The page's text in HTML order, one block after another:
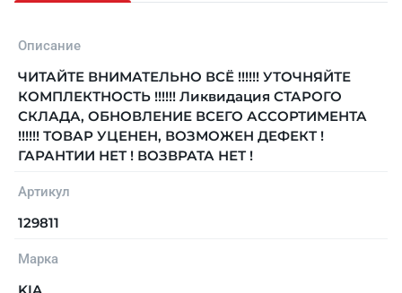
Описание
ЧИТАЙТЕ ВНИМАТЕЛЬНО ВСЁ !!!!!! УТОЧНЯЙТЕ
КОМПЛЕКТНОСТЬ !!!!!! Ликвидация СТАРОГО
СКЛАДА, ОБНОВЛЕНИЕ ВСЕГО АССОРТИМЕНТА
!!!!!! ТОВАР УЦЕНЕН, ВОЗМОЖЕН ДЕФЕКТ !
ГАРАНТИИ НЕТ ! ВОЗВРАТА НЕТ !
Артикул
129811
Марка